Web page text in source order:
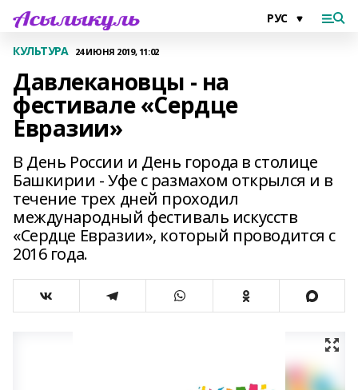
КУЛЬТУРА 24 ИЮНЯ 2019, 11:02
Давлекановцы - на
фестивале «Сердце
Евразии»
В День России и День города в столице
Башкирии - Уфе с размахом открылся и в
течение трех дней проходил
международный фестиваль искусств
«Сердце Евразии», который проводится с
2016 года.